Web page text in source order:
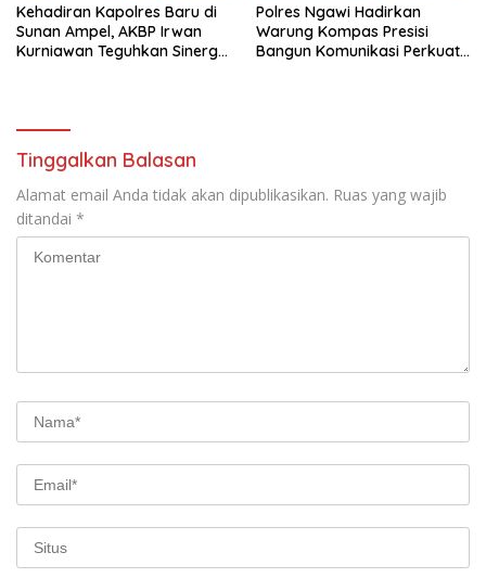
Kehadiran Kapolres Baru di
Sunan Ampel, AKBP Irwan
Kurniawan Teguhkan Sinergi
Polres Ngawi Hadirkan
Warung Kompas Presisi
Bangun Komunikasi Perkuat
Tinggalkan Balasan
Alamat email Anda tidak akan dipublikasikan. Ruas yang wajib
ditandai *